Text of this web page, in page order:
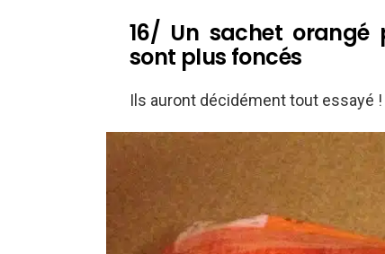
16/ Un sachet orangé
sont plus foncés
Ils auront décidément tout essayé !